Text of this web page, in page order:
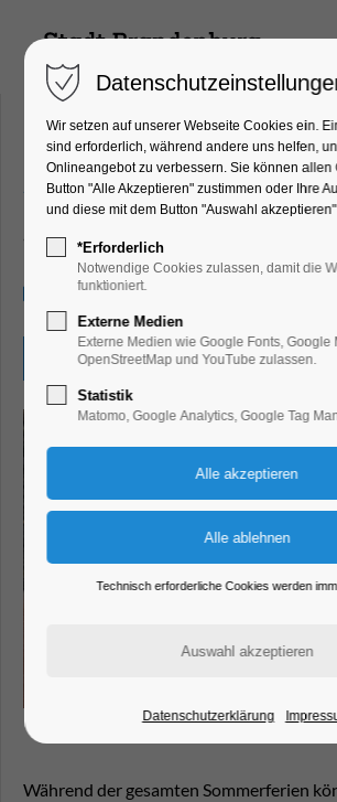
„Finde den
Bildung, Vortrag,
Jugend, Mitmach-Aktion
27.07.2026, 10:00–17:00
Eintritt frei
Während der gesamten Sommerferien
Wir setzen auf unserer Webseite Cookies ein.
sind erforderlich, während andere uns helfen,
Onlineangebot zu verbessern. Sie können allen
Button "Alle Akzeptieren" zustimmen oder Ihre
und diese mit dem Button "Auswahl
*Erforderlich
Notwendige Cookies zulassen, damit die
funktioniert.
Externe Medien
Externe Medien wie Google Fonts, Google
OpenStreetMap und YouTube zulassen.
Statistik
Matomo, Google Analytics, Google Tag
Technisch erforderliche Cookies werden
Datenschutzerklärung